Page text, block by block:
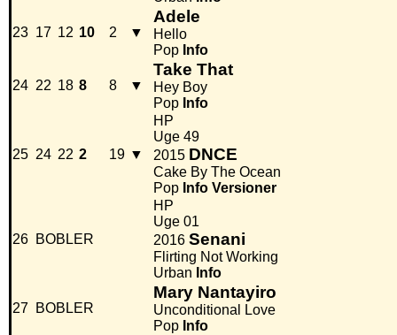
23 17 12 10 2 ▼
Adele
Hello
Pop Info
24 22 18 8 8 ▼
Take That
Hey Boy
Pop Info
25 24 22 2 19 ▼
HP
Uge 49
2015 DNCE
Cake By The Ocean
Pop Info Versioner
26 BOBLER
HP
Uge 01
2016 Senani
Flirting Not Working
Urban Info
27 BOBLER
Mary Nantayiro
Unconditional Love
Pop Info